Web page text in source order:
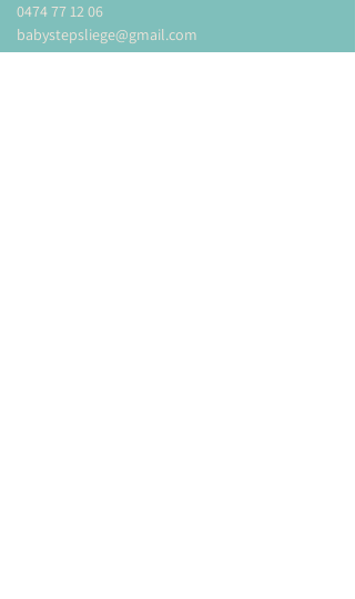
0474 77 12 06
babystepsliege@gmail.com